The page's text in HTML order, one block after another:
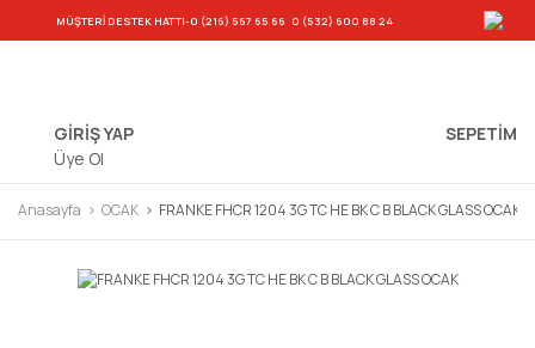
MÜŞTERİ DESTEK HATTI-0 (216) 567 65 66-0 (532) 600 88 24
GİRİŞ YAP
Üye Ol
SEPETIM
Anasayfa OCAK FRANKE FHCR 1204 3G TC HE BK C B BLACK GLASS OCAK